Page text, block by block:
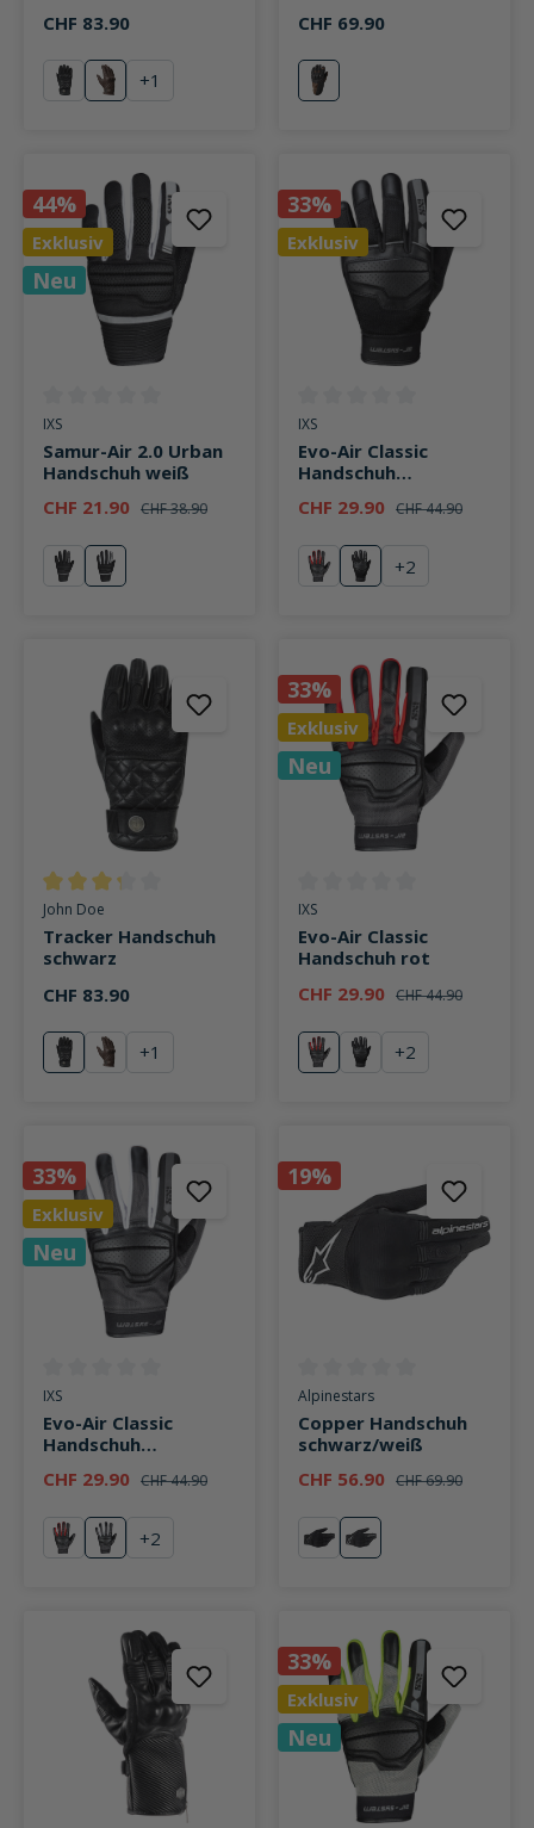
CHF 83.90
schwarzbraun
+1
CHF 69.90
braun
44%
Exklusiv
Neu
Durchschnittliche Bewertung von 0 von 5 Sternen
IXS
Samur-Air 2.0 Urban
Handschuh weiß
CHF 21.90 CHF 38.90
schwarz
weiß
33%
Exklusiv
Durchschnittliche Bewertung
IXS
Evo-Air Classic
Handschuh
CHF 29.90 CHF 44.90
rot grau
+2
Durchschnittliche Bewertung von 3.3 von 5 Sternen
John Doe
Tracker Handschuh
schwarz
CHF 83.90
schwarzbraun
+1
33%
Exklusiv
Neu
Durchschnittliche Bewertung
IXS
Evo-Air Classic
Handschuh rot
CHF 29.90 CHF 44.90
rot grau
+2
33%
Exklusiv
Neu
Durchschnittliche Bewertung von 0 von 5 Sternen
IXS
Evo-Air Classic
Handschuh
CHF 29.90 CHF 44.90
rot anthrazit
+2
19%
Durchschnittliche Bewertung
Alpinestars
Copper Handschuh
schwarz/weiß
CHF 56.90 CHF 69.90
schwarz
weiß
33%
Exklusiv
Neu